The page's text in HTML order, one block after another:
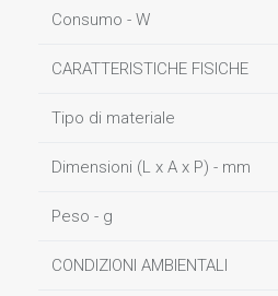
Consumo - W
CARATTERISTICHE FISICHE
Tipo di materiale
Dimensioni (L x A x P) - mm
Peso - g
CONDIZIONI AMBIENTALI